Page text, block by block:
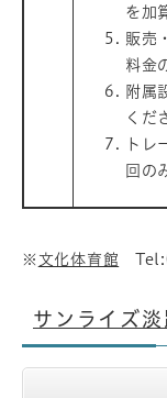
を加
販売
料金
附属
くだ
トレ
回の
※ 文化体育館
サンライズ淡